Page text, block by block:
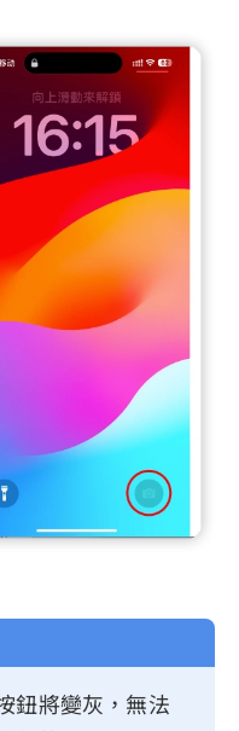
鈕將變灰，無法